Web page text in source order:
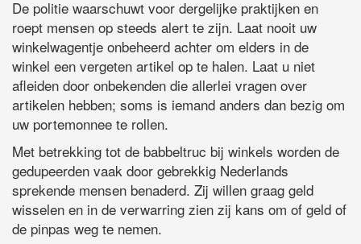
De politie waarschuwt voor dergelijke praktijken en
roept mensen op steeds alert te zijn. Laat nooit uw
winkelwagentje onbeheerd achter om elders in de
winkel een vergeten artikel op te halen. Laat u niet
afleiden door onbekenden die allerlei vragen over
artikelen hebben; soms is iemand anders dan bezig om
uw portemonnee te rollen.
Met betrekking tot de babbeltruc bij winkels worden de
gedupeerden vaak door gebrekkig Nederlands
sprekende mensen benaderd. Zij willen graag geld
wisselen en in de verwarring zien zij kans om of geld of
de pinpas weg te nemen.